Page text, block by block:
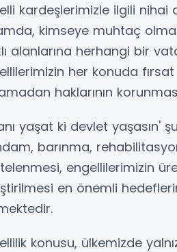
kardeşlerimizle ilgili nihai
kimseye muhtaç
alanlarına herhangi bir
her konuda
haklarının
yaşat ki devlet yaşasın'
barınma,
engellilerimizin
en önemli
konusu, ülkemizde